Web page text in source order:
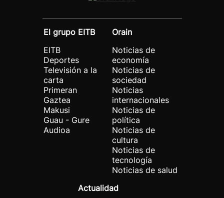
El grupo EITB
EITB
Deportes
Televisión a la
carta
Primeran
Gaztea
Makusi
Guau - Gure
Audioa
Orain
Noticias de
economía
Noticias de
sociedad
Noticias
internacionales
Noticias de
política
Noticias de
cultura
Noticias de
tecnología
Noticias de salud
Actualidad